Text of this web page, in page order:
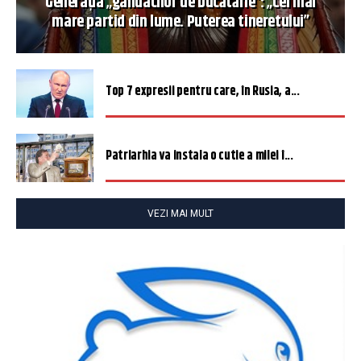
mare partid din lume. Puterea tineretului”
Top 7 expresii pentru care, în Rusia, a...
Patriarhia va instala o cutie a milei î...
VEZI MAI MULT